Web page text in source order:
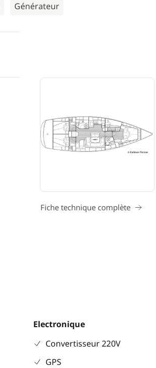
Générateur
Fiche technique complète
Electronique
Convertisseur 220V
GPS